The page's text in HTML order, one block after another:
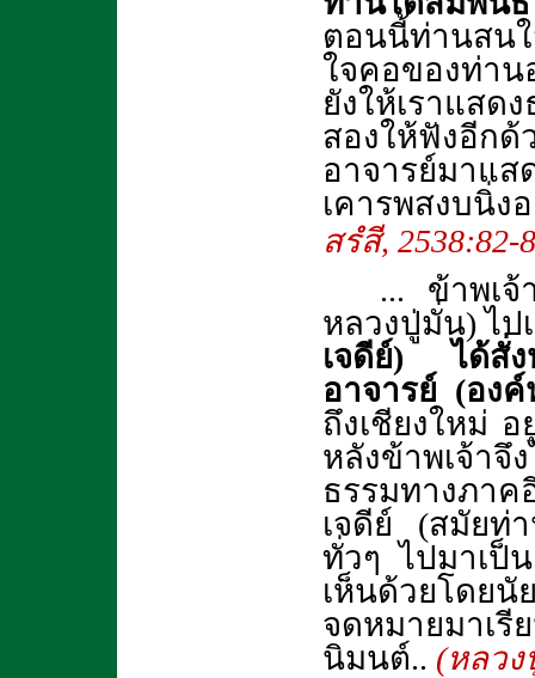
ตอนนี้ท่านสน
ใจคอของท่าน
ยังให้เราแสด
สองให้ฟังอีก
อาจารย์มาแ
เคารพสงบนิ่ง
สรํสี, 2538:82-
... ข้าพเ
หลวงปู่มั่น) ไป
เจดีย์) ได้สั่
อาจารย์ (อง
ถึงเชียงใหม่
หลังข้าพเจ้าจึ
ธรรมทางภา
เจดีย์ (สมัยท่
ทั่วๆ ไปมาเป็
เห็นด้วยโดย
จดหมายมาเ
นิมนต์.. (หลวง